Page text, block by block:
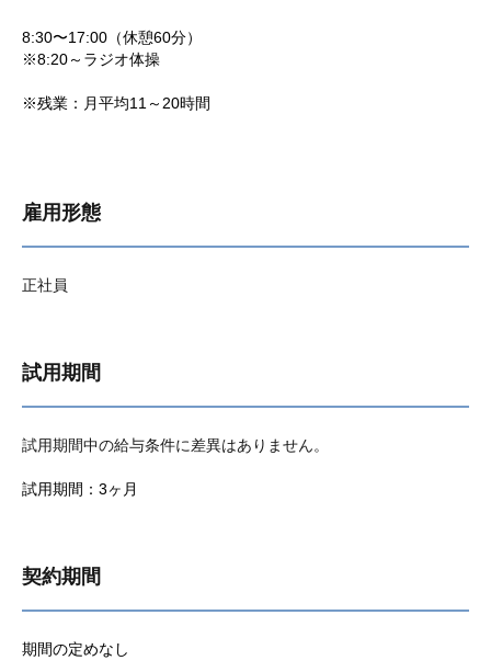
8:30〜17:00（休憩60分）
※8:20～ラジオ体操
※残業：月平均11～20時間
雇用形態
正社員
試用期間
試用期間中の給与条件に差異はありません。
試用期間：3ヶ月
契約期間
期間の定めなし